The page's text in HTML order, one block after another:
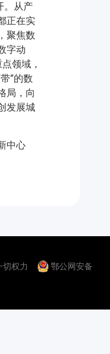
。从产
正在实
聚焦数
字动
领域，
”的数
局，向
发展城
中心
切权力
鄂公网安备